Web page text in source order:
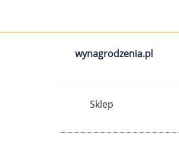
wynagrodzenia.pl
Sklep